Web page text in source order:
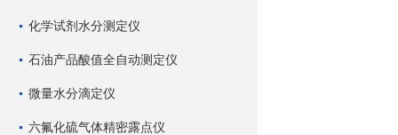
化学试剂水分测定仪
石油产品酸值全自动测定仪
微量水分滴定仪
六氟化硫气体精密露点仪